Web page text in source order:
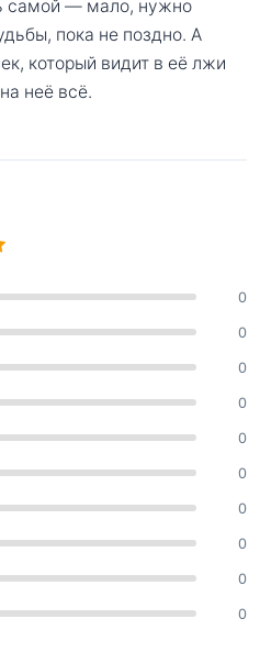
самой — мало, нужно
пока не поздно. А
который видит в её лжи
неё всё.
0
0
0
0
0
0
0
0
0
0